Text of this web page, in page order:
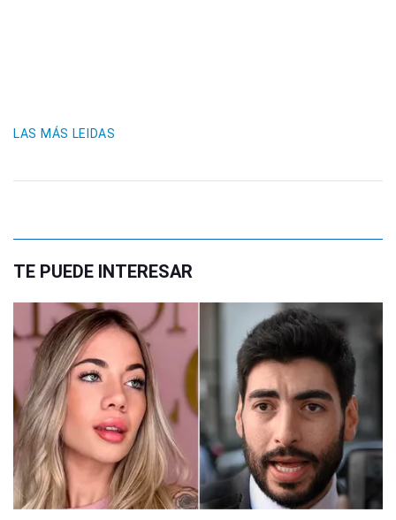
LAS MÁS LEIDAS
TE PUEDE INTERESAR